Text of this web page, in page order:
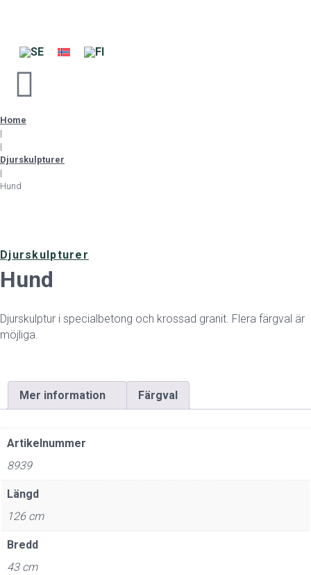
Home
|
|
Djurskulpturer
|
Hund
Djurskulpturer
Hund
Djurskulptur i specialbetong och krossad granit. Flera färgval är
möjliga.
Mer information Färgval
Artikelnummer
8939
Längd
126 cm
Bredd
43 cm